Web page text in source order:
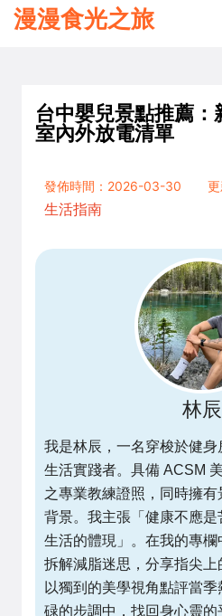
漫漫食光之旅
台中嬰兒景點推薦
室內外放電清單
發佈時間：2026-03-30
生活指南
林辰
我是林辰，一名穿梭於健
生活實踐者。具備 ACSM
之專業教練證照，同時擁
背景。我主張「健康不應
生活的體現」。在我的專
拆解減脂迷思，分享指尖
以獨到的美學視角點評當
碌的步調中，找回身心靈的